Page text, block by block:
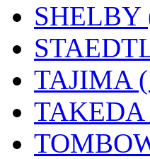
SHELBY
TAJIMA
TAKEDA